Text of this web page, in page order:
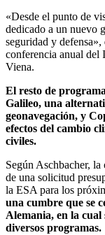
«Desde el punto de
dedicado a un nuevo
seguridad y
conferencia anual del
Viena.
El resto de
Galileo, una
geonavegación, y
efectos del cambio
civiles.
Según Aschbacher,
de una solicitud
la ESA para los
una cumbre que se
Alemania, en la cual
diversos programas.